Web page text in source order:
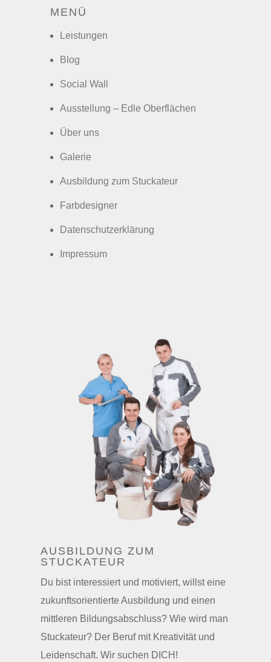
MENÜ
Leistungen
Blog
Social Wall
Ausstellung – Edle Oberflächen
Über uns
Galerie
Ausbildung zum Stuckateur
Farbdesigner
Datenschutzerklärung
Impressum
AUSBILDUNG ZUM
STUCKATEUR
Du bist interessiert und motiviert, willst eine
zukunftsorientierte Ausbildung und einen
mittleren Bildungsabschluss? Wie wird man
Stuckateur? Der Beruf mit Kreativität und
Leidenschaft. Wir suchen DICH !